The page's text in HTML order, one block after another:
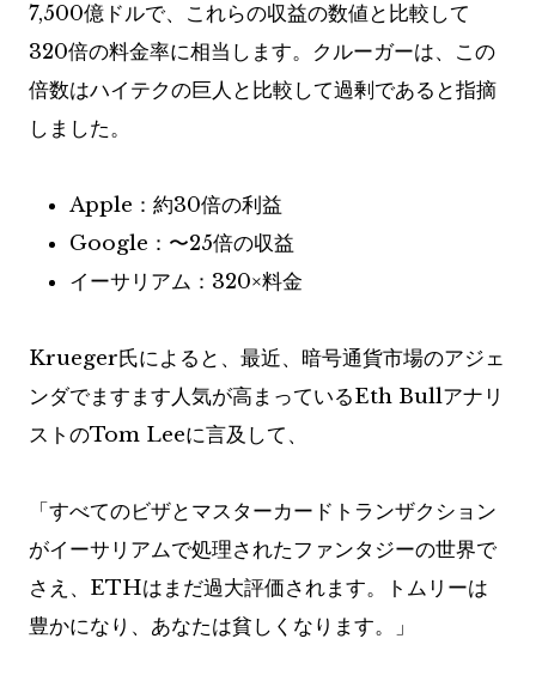
7,500億ドルで、これらの収益の数値と比較して
320倍の料金率に相当します。クルーガーは、この
倍数はハイテクの巨人と比較して過剰であると指摘
しました。
Apple：約30倍の利益
Google：〜25倍の収益
イーサリアム：320×料金
Krueger氏によると、最近、暗号通貨市場のアジェ
ンダでますます人気が高まっているEth Bullアナリ
ストのTom Leeに言及して、
「すべてのビザとマスターカードトランザクション
がイーサリアムで処理されたファンタジーの世界で
さえ、ETHはまだ過大評価されます。トムリーは
豊かになり、あなたは貧しくなります。」